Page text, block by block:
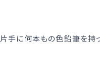
片手に何本もの色鉛筆を持